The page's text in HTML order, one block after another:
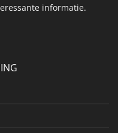
informatie.